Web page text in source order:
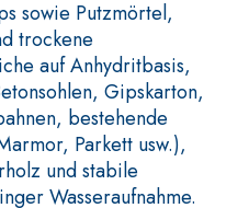
sowie Putzmörtel,
trockene
auf Anhydritbasis,
Gipskarton,
bestehende
Parkett usw.),
und stabile
Wasseraufnahme.
geringer